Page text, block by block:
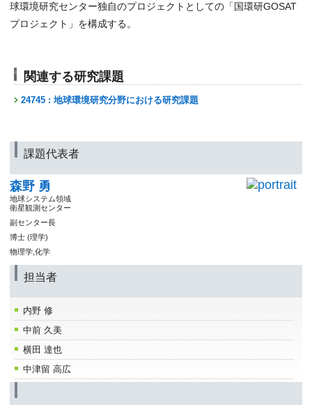
球環境研究センター独自のプロジェクトとしての「国環研GOSAT
プロジェクト」を構成する。
関連する研究課題
24745 : 地球環境研究分野における研究課題
課題代表者
森野 勇
地球システム領域
衛星観測センター
副センター長
博士 (理学)
物理学,化学
担当者
内野 修
中前 久美
横田 達也
中津留 高広